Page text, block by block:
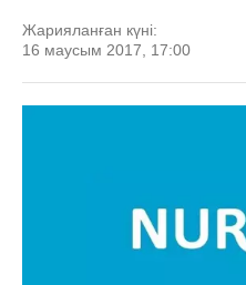
Жарияланған күні:
16 маусым 2017, 17:00